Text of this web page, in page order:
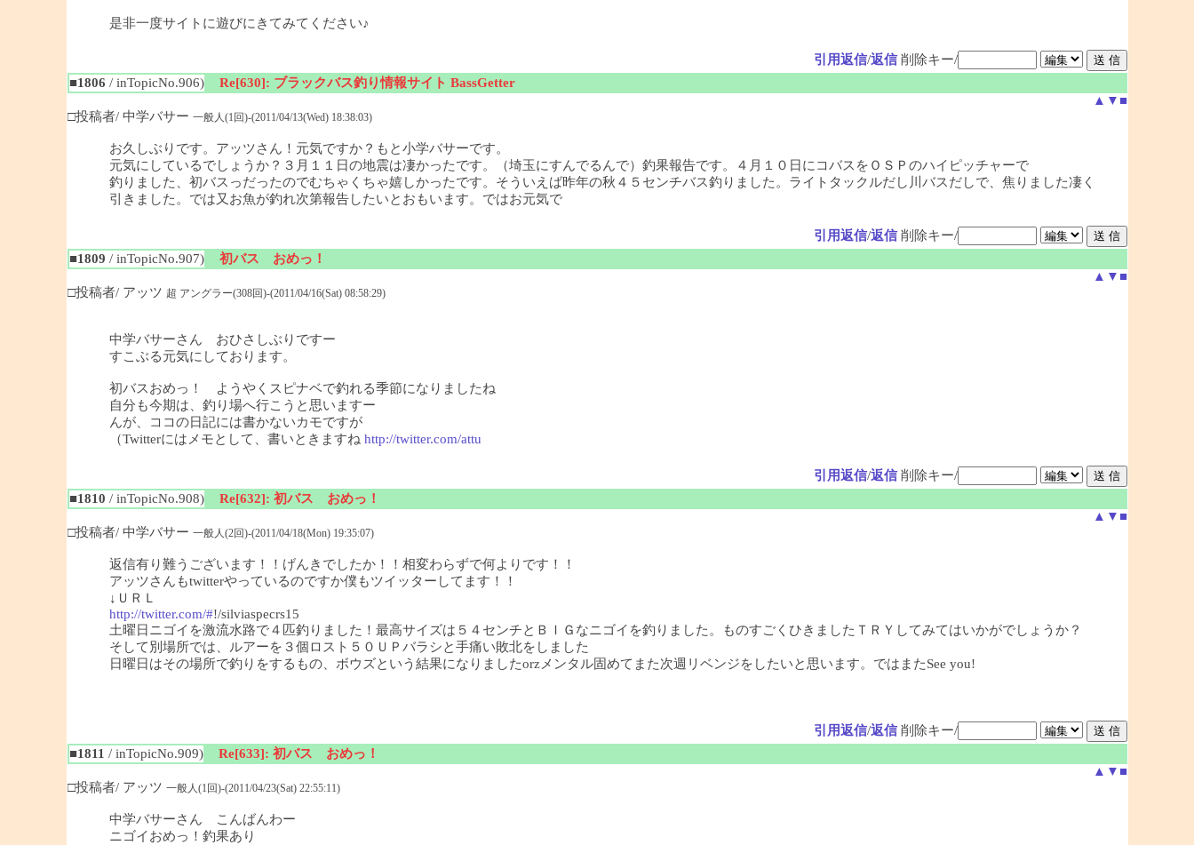
是非一度サイトに遊びにきてみてください♪
引用返信/返信 削除キー/
■1806 / inTopicNo.906)
Re[630]: ブラックバス釣り情報サイト BassGetter
▲ ▼ ■
□投稿者/ 中学バサー 一般人(1回)-(2011/04/13(Wed) 18:38:03)
お久しぶりです。アッツさん！元気ですか？もと小学バサーです。
元気にしているでしょうか？３月１１日の地震は凄かったです。（埼玉にすんでるんで）釣果報告です。４月１０日にコバスをＯＳＰのハイピッチャーで
釣りました、初バスっだったのでむちゃくちゃ嬉しかったです。そういえば昨年の秋４５センチバス釣りました。ライトタックルだし川バスだしで、焦りました凄く
引きました。では又お魚が釣れ次第報告したいとおもいます。ではお元気で
引用返信/返信 削除キー/
■1809 / inTopicNo.907)
初バス おめっ！
▲ ▼ ■
□投稿者/ アッツ 超 アングラー(308回)-(2011/04/16(Sat) 08:58:29)
中学バサーさん おひさしぶりですー
すこぶる元気にしております。
初バスおめっ！ ようやくスピナベで釣れる季節になりましたね
自分も今期は、釣り場へ行こうと思いますー
んが、ココの日記には書かないカモですが
（Twitterにはメモとして、書いときますね http://twitter.com/attu
引用返信/返信 削除キー/
■1810 / inTopicNo.908)
Re[632]: 初バス おめっ！
▲ ▼ ■
□投稿者/ 中学バサー 一般人(2回)-(2011/04/18(Mon) 19:35:07)
返信有り難うございます！！げんきでしたか！！相変わらずで何よりです！！
アッツさんもtwitterやっているのですか僕もツイッターしてます！！
↓ＵＲＬ
http://twitter.com/#!/silviaspecrs15
土曜日ニゴイを激流水路で４匹釣りました！最高サイズは５４センチとＢＩＧなニゴイを釣りました。ものすごくひきましたＴＲＹしてみてはいかがでしょうか？
そして別場所では、ルアーを３個ロスト５０ＵＰバラシと手痛い敗北をしました
日曜日はその場所で釣りをするもの、ボウズという結果になりましたorzメンタル固めてまた次週リベンジをしたいと思います。ではまたSee you!
引用返信/返信 削除キー/
■1811 / inTopicNo.909)
Re[633]: 初バス おめっ！
▲ ▼ ■
□投稿者/ アッツ 一般人(1回)-(2011/04/23(Sat) 22:55:11)
中学バサーさん こんばんわー
ニゴイおめっ！釣果あり